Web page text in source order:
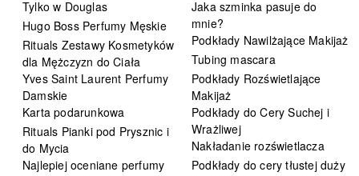
Tylko w Douglas
Hugo Boss Perfumy Męskie
Rituals Zestawy Kosmetyków
dla Mężczyzn do Ciała
Yves Saint Laurent Perfumy
Damskie
Karta podarunkowa
Rituals Pianki pod Prysznic i
do Mycia
Najlepiej oceniane perfumy
Jaka szminka pasuje do
mnie?
Podkłady Nawilżające Makijaż
Tubing mascara
Podkłady Rozświetlające
Makijaż
Podkłady do Cery Suchej i
Wrażliwej
Nakładanie rozświetlacza
Podkłady do cery tłustej duży